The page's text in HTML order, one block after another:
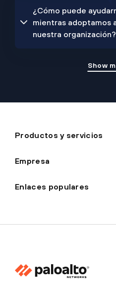
¿Cómo puede
mientras adoptamos
nuestra organización?
Show
Productos y servicios
Empresa
Enlaces populares